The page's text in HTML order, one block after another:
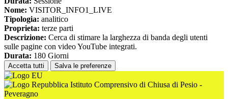
Nome: VISITOR_INFO1_LIVE
Tipologia: analitico
Proprieta: terze parti
Descrizione: Cerca di stimare la larghezza di banda degli utenti
sulle pagine con video YouTube integrati.
Durata: 180 Giorni
Accetta tutti Salva le preferenze
Istituto Comprensivo di Chiusa di Pesio -
Peveragno